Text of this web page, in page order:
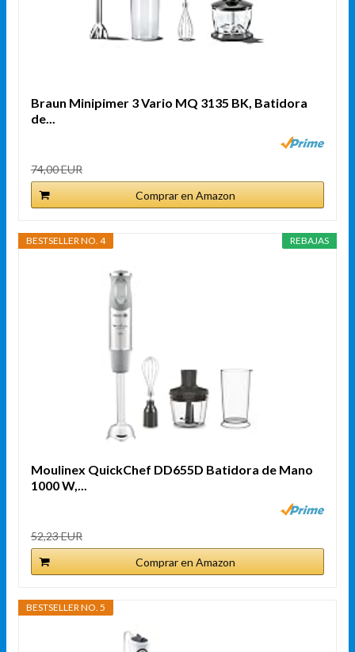
Braun Minipimer 3 Vario MQ 3135 BK, Batidora
de...
74,00 EUR
Comprar en Amazon
REBAJAS
BESTSELLER NO. 4
Moulinex QuickChef DD655D Batidora de Mano
1000 W,...
52,23 EUR
Comprar en Amazon
BESTSELLER NO. 5